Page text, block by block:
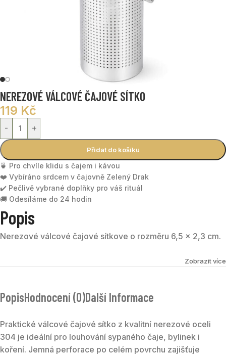
NEREZOVÉ VÁLCOVÉ ČAJOVÉ SÍTKO
119 Kč
- +
Přidat do košíku
🍵 Pro chvíle klidu s čajem i kávou
❤️ Vybíráno srdcem v čajovně Zelený Drak
✔️ Pečlivě vybrané doplňky pro váš rituál
🚚 Odesíláme do 24 hodin
Popis
Nerezové válcové čajové sítkove o rozměru 6,5 × 2,3 cm.
Zobrazit více
PopisHodnocení (0)Další Informace
Praktické válcové čajové sítko z kvalitní nerezové oceli
304 je ideální pro louhování sypaného čaje, bylinek i
koření. Jemná perforace po celém povrchu zajišťuje